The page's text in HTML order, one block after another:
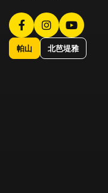
帕山 北芭堤雅